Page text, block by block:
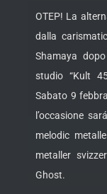
OTEP! La
dalla
Shamaya
studio “Kult
Sabato 9
l’occasione
melodic
metaller
Ghost.